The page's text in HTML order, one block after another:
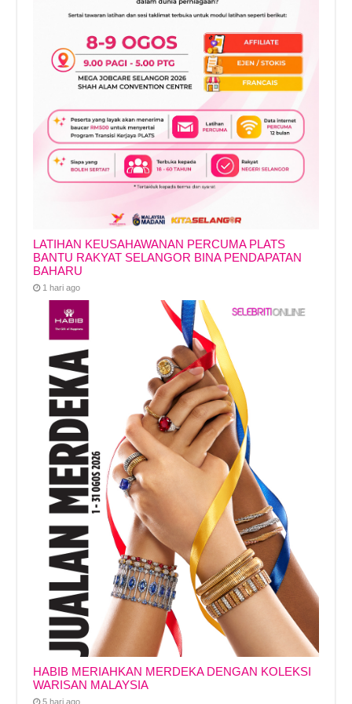
LATIHAN KEUSAHAWANAN PERCUMA PLATS
BANTU RAKYAT SELANGOR BINA PENDAPATAN
BAHARU
1 hari ago
HABIB MERIAHKAN MERDEKA DENGAN KOLEKSI
WARISAN MALAYSIA
5 hari ago